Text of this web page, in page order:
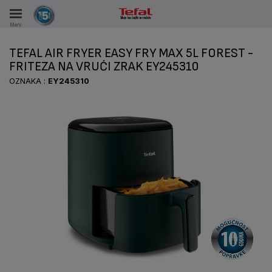
Meni
TOKOM 15 GODINA
TEFAL AIR FRYER EASY FRY MAX 5L FOREST -
FRITEZA NA VRUĆI ZRAK EY245310
OZNAKA : EY245310